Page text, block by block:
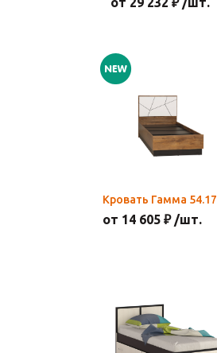
Кровать Гамма 54.17
от 14 605 ₽ /шт.